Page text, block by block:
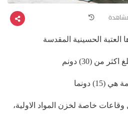
العتبة الحسينية المقدسة
من (30) دونم
دونما
خاصة لخزن المواد الاولية،